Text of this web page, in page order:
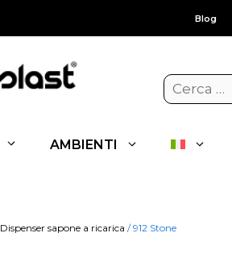
Blog
AMBIENTI
Dispenser sapone a ricarica / 912 Stone